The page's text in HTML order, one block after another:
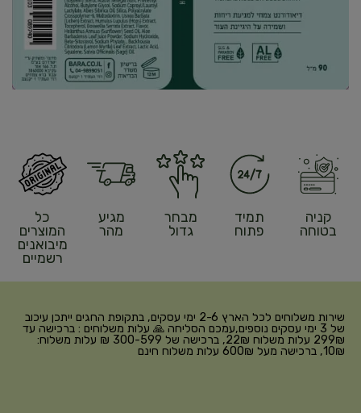
קניה
בטוחה
תמיד
פתוח
מבחר
גדול
מגיע
מהר
כל
המוצרים
מיבואנים
רשמיים
שירות משלוחים לכל הארץ 2-6 ימי עסקים, בתקופת החגים ייתכן עיכוב
של 3 ימי עסקים נוספים,עמכם הסליחה 🙏 עלות משלוחים : ברכישה עד
299₪ עלות משלוח 22₪, ברכישה של 300-599 ₪ עלות משלוח:
10₪, ברכישה מעל 600₪ עלות משלוח חינם